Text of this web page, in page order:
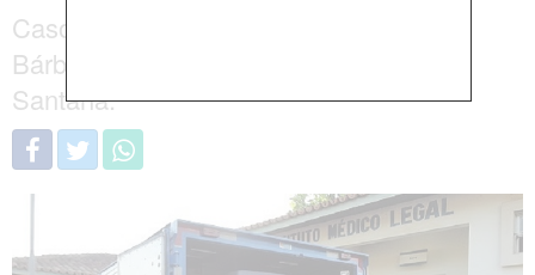
Caso aconteceu na zona rural de Santa
Bárbara, a cerca de 35 km de Feira de
Santana.